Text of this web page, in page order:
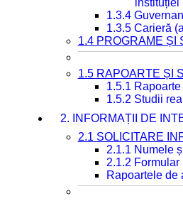
instituției
1.3.4
1.3.5 Carieră
1.4 PROGRAME ȘI
1.5 RAPOARTE ȘI
1.5.1
1.5.2 Studii
2. INFORMAȚII DE
2.1 SOLICITARE
2.1.1 Numele
2.1.2
Rapoartele de